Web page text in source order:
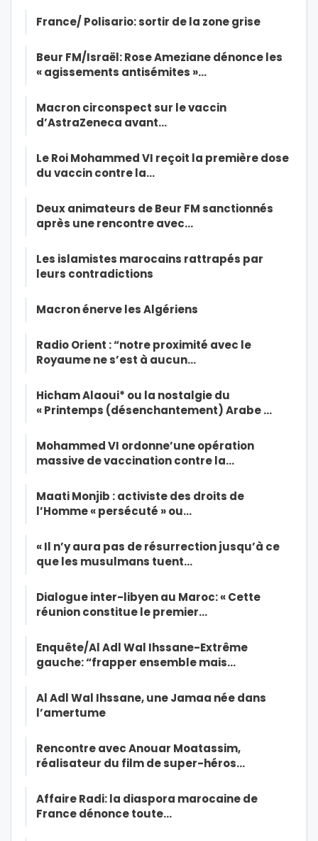
France/ Polisario: sortir de la zone grise
Beur FM/Israël: Rose Ameziane dénonce les
« agissements antisémites »…
Macron circonspect sur le vaccin
d’AstraZeneca avant…
Le Roi Mohammed VI reçoit la première dose
du vaccin contre la…
Deux animateurs de Beur FM sanctionnés
après une rencontre avec…
Les islamistes marocains rattrapés par
leurs contradictions
Macron énerve les Algériens
Radio Orient : “notre proximité avec le
Royaume ne s’est à aucun…
Hicham Alaoui* ou la nostalgie du
« Printemps (désenchantement) Arabe …
Mohammed VI ordonne’une opération
massive de vaccination contre la…
Maati Monjib : activiste des droits de
l’Homme « persécuté » ou…
« Il n’y aura pas de résurrection jusqu’à ce
que les musulmans tuent…
Dialogue inter-libyen au Maroc: « Cette
réunion constitue le premier…
Enquête/Al Adl Wal Ihssane-Extrême
gauche: “frapper ensemble mais…
Al Adl Wal Ihssane, une Jamaa née dans
l’amertume
Rencontre avec Anouar Moatassim,
réalisateur du film de super-héros…
Affaire Radi: la diaspora marocaine de
France dénonce toute…